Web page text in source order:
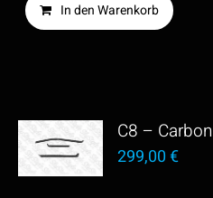
In den Warenkorb
C8 –
299,00€